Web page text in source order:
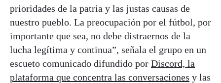
prioridades de la patria y las justas causas de
nuestro pueblo. La preocupación por el fútbol, por
importante que sea, no debe distraernos de la
lucha legítima y continua”, señala el grupo en un
escueto comunicado difundido por Discord, la
plataforma que concentra las conversaciones y las